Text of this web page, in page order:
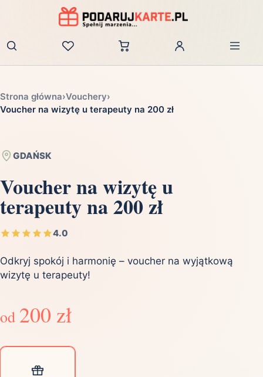
Zaloguj
Strona główna›Vouchery›
Voucher na wizytę u terapeuty na 200 zł
GDAŃSK
Voucher na wizytę u
terapeuty na 200 zł
4.0
Odkryj spokój i harmonię – voucher na wyjątkową
wizytę u terapeuty!
od 200 zł